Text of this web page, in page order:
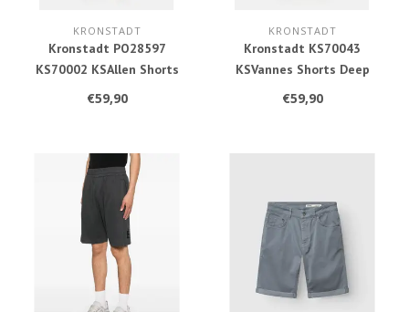
KRONSTADT
Kronstadt PO28597
KS70002 KSAllen Shorts
Black
€59,90
KRONSTADT
Kronstadt KS70043
KSVannes Shorts Deep
Lichen Green
€59,90